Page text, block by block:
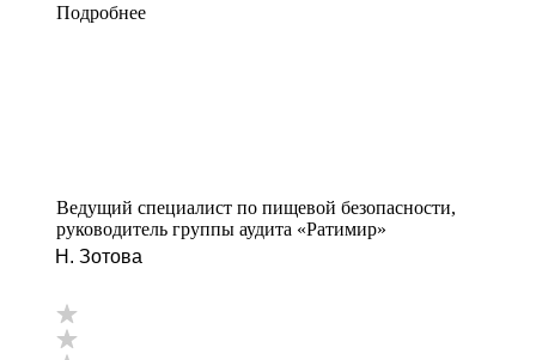
Подробнее
Ведущий специалист по пищевой безопасности,
руководитель группы аудита «Ратимир»
Н. Зотова